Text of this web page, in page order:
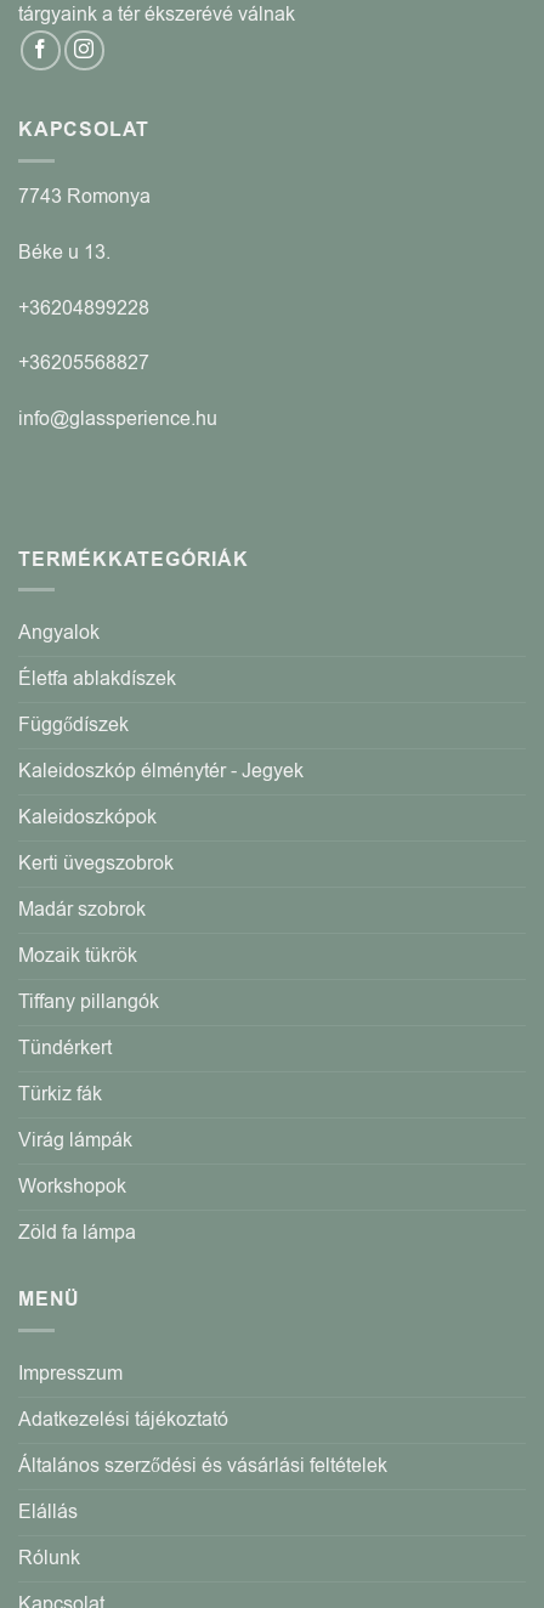
tárgyaink a tér ékszerévé válnak
KAPCSOLAT
7743 Romonya
Béke u 13.
+36204899228
+36205568827
info@glassperience.hu
TERMÉKKATEGÓRIÁK
Angyalok
Életfa ablakdíszek
Függődíszek
Kaleidoszkóp élménytér - Jegyek
Kaleidoszkópok
Kerti üvegszobrok
Madár szobrok
Mozaik tükrök
Tiffany pillangók
Tündérkert
Türkiz fák
Virág lámpák
Workshopok
Zöld fa lámpa
MENÜ
Impresszum
Adatkezelési tájékoztató
Általános szerződési és vásárlási feltételek
Elállás
Rólunk